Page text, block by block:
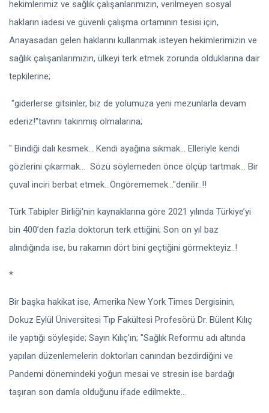
hekimlerimiz ve sağlık çalışanlarımızın, verilmeyen sosyal
hakların iadesi ve güvenli çalışma ortamının tesisi için,
Anayasadan gelen haklarını kullanmak isteyen hekimlerimizin ve
sağlık çalışanlarımızın, ülkeyi terk etmek zorunda olduklarına dair
tepkilerine;
"giderlerse gitsinler, biz de yolumuza yeni mezunlarla devam
ederiz!"tavrını takınmış olmalarına;
" Bindiği dalı kesmek... Kendi ayağına sıkmak... Elleriyle kendi
gözlerini çıkarmak... Sözü söylemeden önce ölçüp tartmak... Bir
çuval inciri berbat etmek...Öngörememek..."denilir..!!
Türk Tabipler Birliği'nin kaynaklarına göre 2021 yılında Türkiye’yi
bin 400’den fazla doktorun terk ettiğini; Son on yıl baz
alındığında ise, bu rakamın dört bini geçtiğini görmekteyiz..!
*
Bir başka hakikat ise, Amerika New York Times Dergisinin,
Dokuz Eylül Üniversitesi Tıp Fakültesi Profesörü Dr. Bülent Kılıç
ile yaptığı söyleşide; Sayın Kılıç'ın; "Sağlık Reformu adı altında
yapılan düzenlemelerin doktorları canından bezdirdiğini ve
Pandemi dönemindeki yoğun mesai ve stresin ise bardağı
taşıran son damla olduğunu ifade edilmekte...